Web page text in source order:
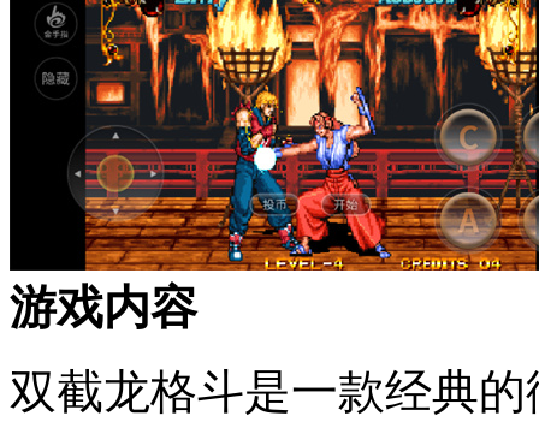
游戏内容
双截龙格斗是一款经典